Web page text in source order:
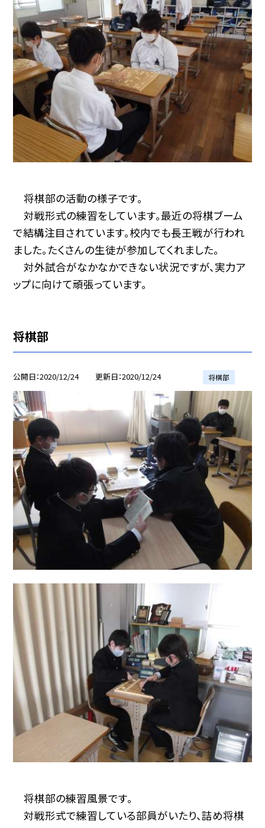
将棋部の活動の様子です。
対戦形式の練習をしています。最近の将棋ブーム
で結構注目されています。校内でも長王戦が行われ
ました。たくさんの生徒が参加してくれました。
対外試合がなかなかできない状況ですが、実力ア
ップに向けて頑張っています。
将棋部
公開日 2020/12/24 更新日 2020/12/24 将棋部
将棋部の練習風景です。
対戦形式で練習している部員がいたり、詰め将棋